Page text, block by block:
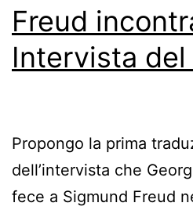
Freud
Intervista del
Propongo la prima
dell’intervista che
fece a Sigmund Freud